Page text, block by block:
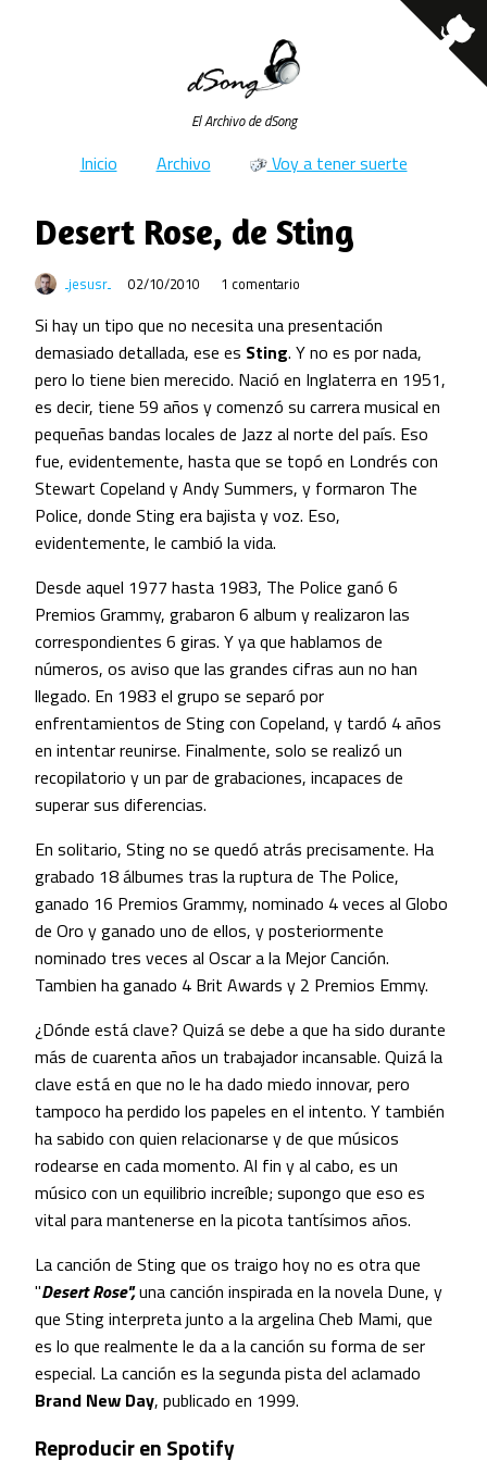
El Archivo de dSong
Inicio Archivo Voy a tener suerte
Desert Rose, de Sting
jesusr 02/10/2010 1 comentario
Si hay un tipo que no necesita una presentación
demasiado detallada, ese es Sting. Y no es por nada,
pero lo tiene bien merecido. Nació en Inglaterra en 1951,
es decir, tiene 59 años y comenzó su carrera musical en
pequeñas bandas locales de Jazz al norte del país. Eso
fue, evidentemente, hasta que se topó en Londrés con
Stewart Copeland y Andy Summers, y formaron The
Police, donde Sting era bajista y voz. Eso,
evidentemente, le cambió la vida.
Desde aquel 1977 hasta 1983, The Police ganó 6
Premios Grammy, grabaron 6 album y realizaron las
correspondientes 6 giras. Y ya que hablamos de
números, os aviso que las grandes cifras aun no han
llegado. En 1983 el grupo se separó por
enfrentamientos de Sting con Copeland, y tardó 4 años
en intentar reunirse. Finalmente, solo se realizó un
recopilatorio y un par de grabaciones, incapaces de
superar sus diferencias.
En solitario, Sting no se quedó atrás precisamente. Ha
grabado 18 álbumes tras la ruptura de The Police,
ganado 16 Premios Grammy, nominado 4 veces al Globo
de Oro y ganado uno de ellos, y posteriormente
nominado tres veces al Oscar a la Mejor Canción.
Tambien ha ganado 4 Brit Awards y 2 Premios Emmy.
¿Dónde está clave? Quizá se debe a que ha sido durante
más de cuarenta años un trabajador incansable. Quizá la
clave está en que no le ha dado miedo innovar, pero
tampoco ha perdido los papeles en el intento. Y también
ha sabido con quien relacionarse y de que músicos
rodearse en cada momento. Al fin y al cabo, es un
músico con un equilibrio increíble; supongo que eso es
vital para mantenerse en la picota tantísimos años.
La canción de Sting que os traigo hoy no es otra que
"Desert Rose",una canción inspirada en la novela Dune, y
que Sting interpreta junto a la argelina Cheb Mami, que
es lo que realmente le da a la canción su forma de ser
especial. La canción es la segunda pista del aclamado
Brand New Day, publicado en 1999.
Reproducir en Spotify